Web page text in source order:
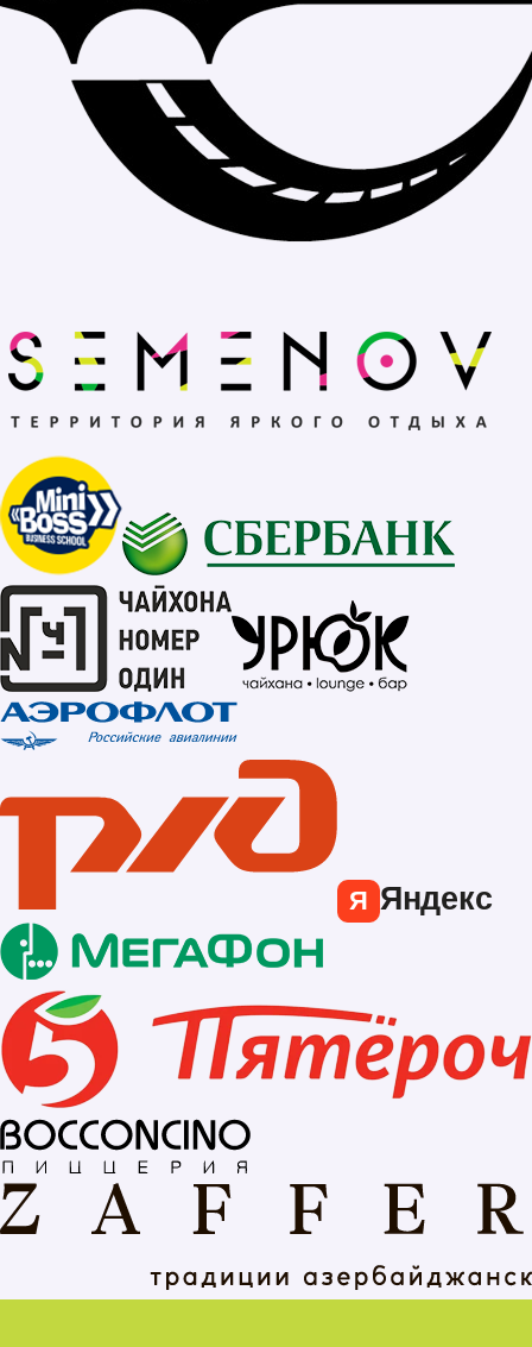
Я Яндекс